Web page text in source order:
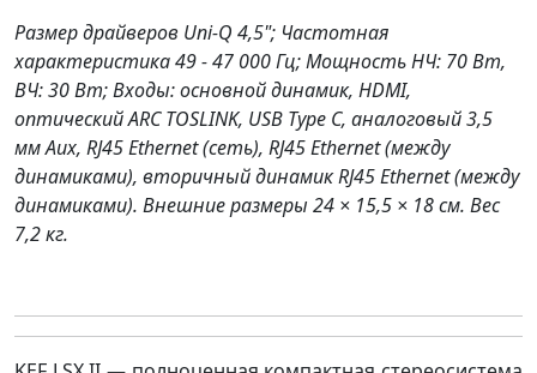
Размер драйверов Uni-Q 4,5"; Частотная
характеристика 49 - 47 000 Гц; Мощность НЧ: 70 Вт,
ВЧ: 30 Вт; Входы: основной динамик, HDMI,
оптический ARC TOSLINK, USB Type C, аналоговый 3,5
мм Aux, RJ45 Ethernet (сеть), RJ45 Ethernet (между
динамиками), вторичный динамик RJ45 Ethernet (между
динамиками). Внешние размеры 24 × 15,5 × 18 см. Вес
7,2 кг.